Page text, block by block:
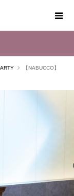
【NABUCCO】